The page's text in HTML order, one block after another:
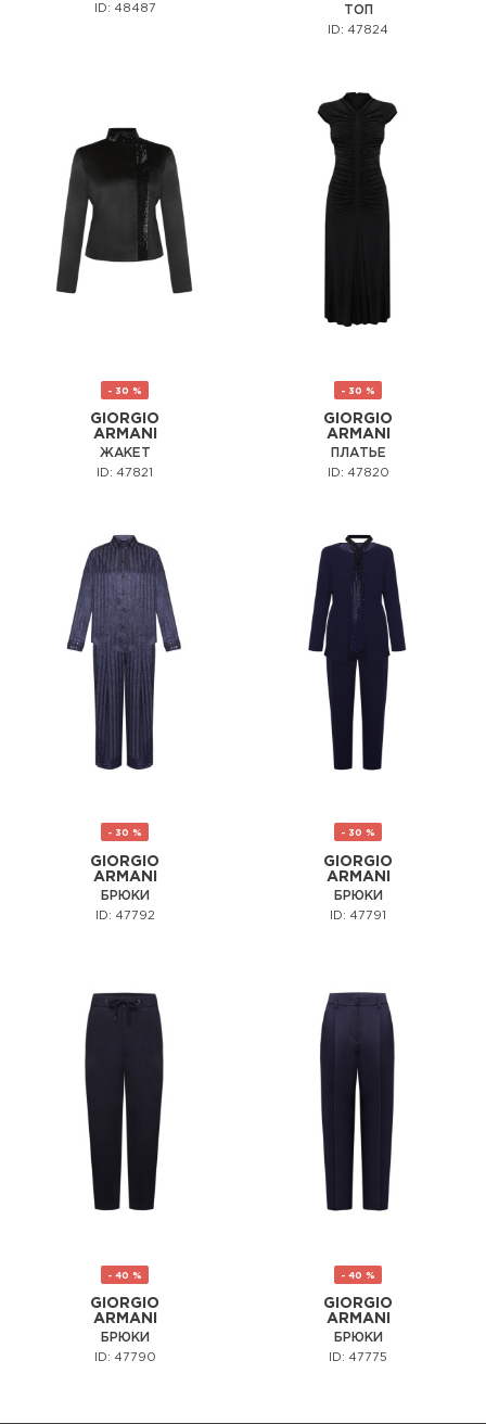
ID: 48487 ТОП
ID: 47824
- 30 %
GIORGIO
ARMANI
ЖАКЕТ
ID: 47821
- 30 %
GIORGIO
ARMANI
ПЛАТЬЕ
ID: 47820
- 30 %
GIORGIO
ARMANI
БРЮКИ
ID: 47792
- 30 %
GIORGIO
ARMANI
БРЮКИ
ID: 47791
- 40 %
GIORGIO
ARMANI
БРЮКИ
ID: 47790
- 40 %
GIORGIO
ARMANI
БРЮКИ
ID: 47775